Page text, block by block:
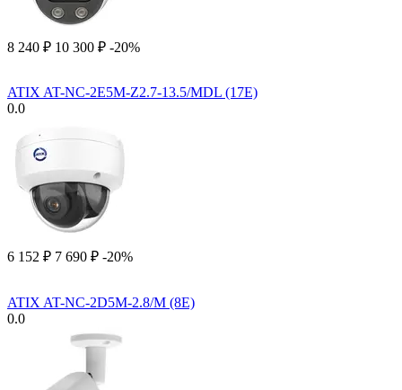
8 240 ₽ 10 300 ₽ -20%
ATIX AT-NC-2E5M-Z2.7-13.5/MDL (17E)
0.0
6 152 ₽ 7 690 ₽ -20%
ATIX AT-NC-2D5M-2.8/M (8E)
0.0